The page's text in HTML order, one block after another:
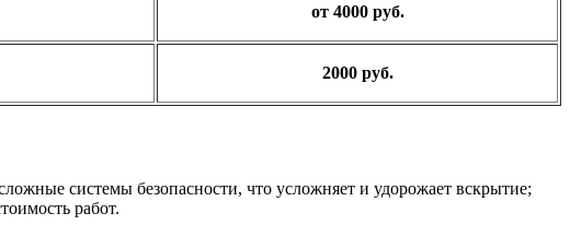
от 4000 руб.
2000 руб.
системы безопасности, что усложняет и удорожает вскрытие;
работ.